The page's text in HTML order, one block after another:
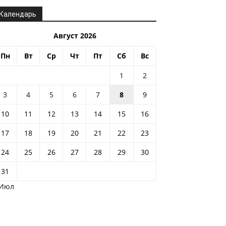
Август 2026
Пн Вт Ср Чт Пт Сб Вс
1
2
3
4 5 6 7 8
9
10
11 12 13 14 15
16
17
18 19 20 21 22
23
24
25 26 27 28 29
30
31